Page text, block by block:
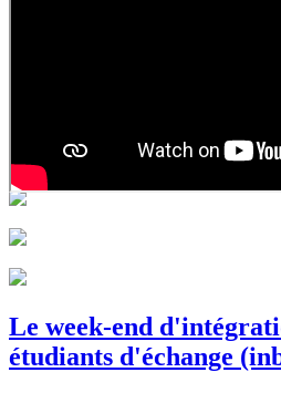
Le week-end
étudiants d'échange